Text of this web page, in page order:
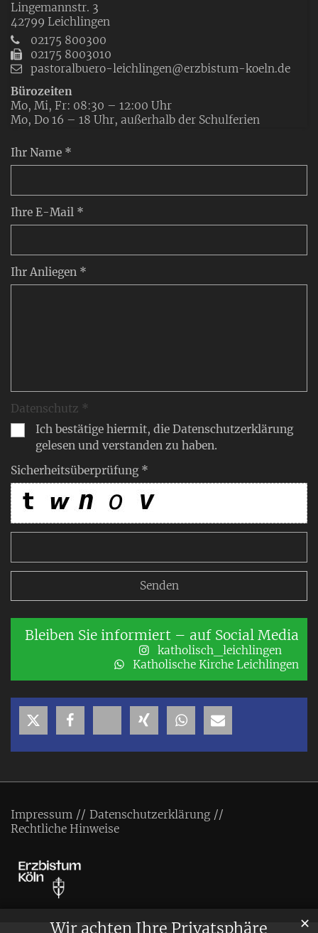
Wir achten Ihre Privatsphäre ✕
Ihr Name *
Ihre E-Mail *
Ihr Anliegen *
Datenschutz *
Ich bestätige hiermit, die Datenschutzerklärung
gelesen und verstanden zu haben.
Sicherheitsüberprüfung *
Lingemannstr. 3
42799 Leichlingen
02175 800300
02175 8003010
pastoralbuero-leichlingen@erzbistum-koeln.de
Bürozeiten
Mo, Mi, Fr: 08:30 – 12:00 Uhr
Mo, Do 16 – 18 Uhr, außerhalb der Schulferien
Bleiben Sie informiert – auf Social Media
katholisch_leichlingen
Katholische Kirche Leichlingen
Impressum
Datenschutzerklärung
Rechtliche Hinweise